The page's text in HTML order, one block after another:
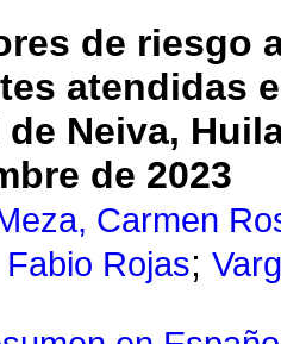
de riesgo
atendidas
Neiva,
de 2023
Carmen
Rojas;